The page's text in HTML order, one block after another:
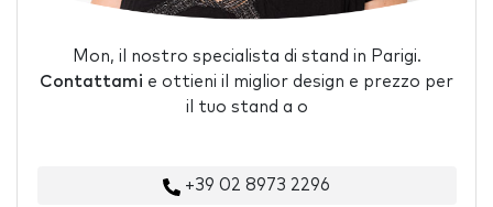
Mon, il nostro specialista di stand in Parigi.
Contattami e ottieni il miglior design e prezzo per
il tuo stand a o
+39 02 8973 2296